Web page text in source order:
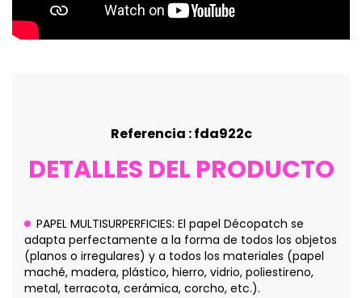
Referencia : fda922c
DETALLES DEL PRODUCTO
PAPEL MULTISURPERFICIES: El papel Décopatch se
adapta perfectamente a la forma de todos los objetos
(planos o irregulares) y a todos los materiales (papel
maché, madera, plástico, hierro, vidrio, poliestireno,
metal, terracota, cerámica, corcho, etc.).